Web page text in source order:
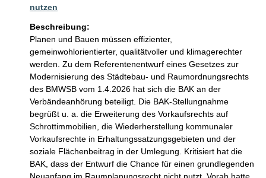
nutzen
Beschreibung:
Planen und Bauen müssen effizienter,
gemeinwohlorientierter, qualitätvoller und klimagerechter
werden. Zu dem Referentenentwurf eines Gesetzes zur
Modernisierung des Städtebau- und Raumordnungsrechts
des BMWSB vom 1.4.2026 hat sich die BAK an der
Verbändeanhörung beteiligt. Die BAK-Stellungnahme
begrüßt u. a. die Erweiterung des Vorkaufsrechts auf
Schrottimmobilien, die Wiederherstellung kommunaler
Vorkaufsrechte in Erhaltungssatzungsgebieten und der
soziale Flächenbeitrag in der Umlegung. Kritisiert hat die
BAK, dass der Entwurf die Chance für einen grundlegenden